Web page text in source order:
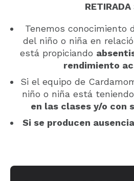
RETIRADA
Tenemos conocimiento
del niño o niña en
está propiciando
rendimiento
Si el equipo de
niño o niña está
en las clases y/o con
Si se producen